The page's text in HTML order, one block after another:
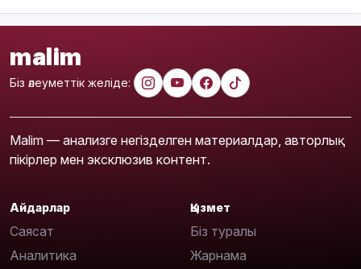
malim
Біз әлеуметтік желіде:
Malim — анализге негізделген материалдар, авторлық
пікірлер мен эксклюзив контент.
Айдарлар
Саясат
Аналитика
Қызмет
Біз туралы
Жарнама